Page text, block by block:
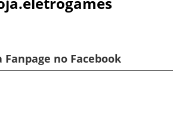
Fanpage no Facebook